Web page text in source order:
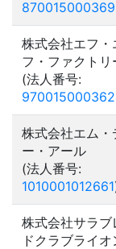
株式会社エフ・
フ・ファクトリ
(法人番号:
株式会社エム・
ー・アール
(法人番号:
1010001012661
株式会社サラブ
ドクラブライオ